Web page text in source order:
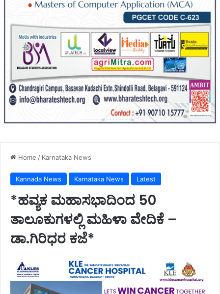
Home / Karnataka News
Kannada News Karnataka News Latest
*ಹವ್ಯಕ ಮಹಾಸಭಾದಿಂದ 50
ತಾಲೂಕುಗಳಲ್ಲಿ ಮಹಿಳಾ ವೇದಿಕೆ –
ಡಾ.ಗಿರಿಧರ ಕಜೆ*